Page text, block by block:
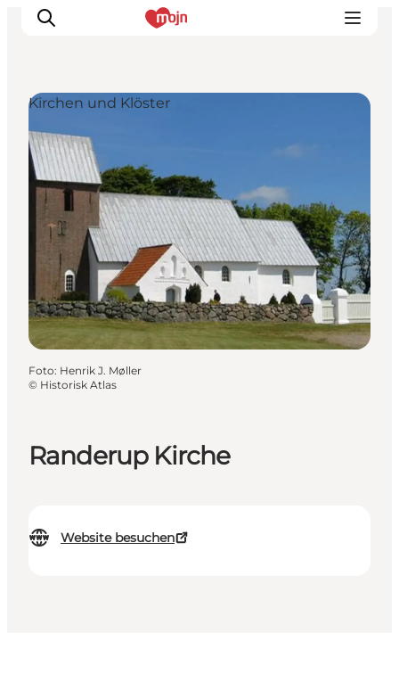
Erlebnisse
Städte und Regionen
Events
Übernachtung
Plane deine Reise
Booking
Randerup Kirche
Website besuchen
Kirchen und Klöster
Foto: Henrik J. Møller
© Historisk Atlas